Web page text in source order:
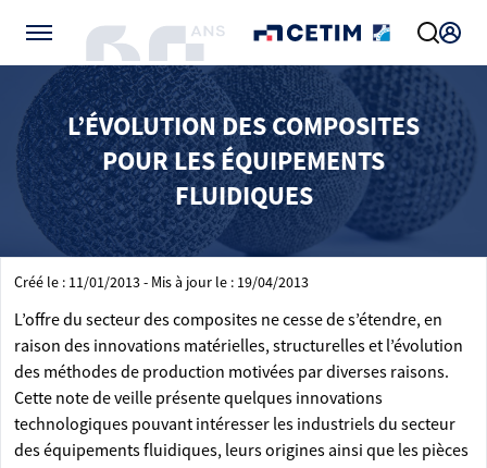
L’ÉVOLUTION DES COMPOSITES
POUR LES ÉQUIPEMENTS
FLUIDIQUES
Créé le : 11/01/2013 - Mis à jour le : 19/04/2013
L’offre du secteur des composites ne cesse de s’étendre, en
raison des innovations matérielles, structurelles et l’évolution
des méthodes de production motivées par diverses raisons.
Cette note de veille présente quelques innovations
technologiques pouvant intéresser les industriels du secteur
des équipements fluidiques, leurs origines ainsi que les pièces